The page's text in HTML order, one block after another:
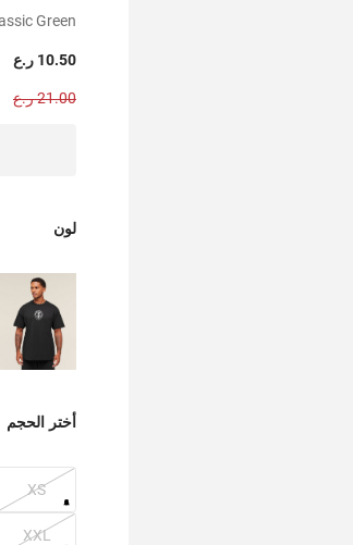
Green
10.50 ر.ع
21.00 ر.ع
لون
أختر الحجم
XS
XXL